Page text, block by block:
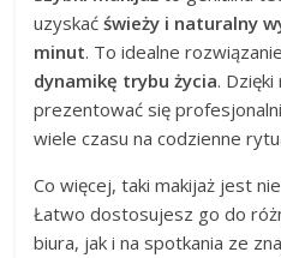
uzyskaćświeży i naturalny
minut. To idealne
dynamikę trybu życia.
prezentować się
wiele czasu na codzienne
Co więcej, taki makijaż jest
Łatwo dostosujesz go do
biura, jak i na spotkania ze